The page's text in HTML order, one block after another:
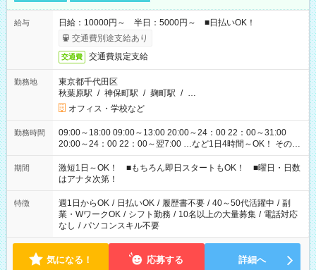
給与
日給：10000円～ 半日：5000円～ ■日払いOK！
交通費別途支給あり
交通費 交通費規定支給
勤務地
東京都千代田区
秋葉原駅 / 神保町駅 / 麹町駅 / …
オフィス・学校など
勤務時間
09:00～18:00 09:00～13:00 20:00～24：00 22：00～31:00
20:00～24：00 22：00～翌7:00 …など1日4時間～OK！ その他
シフトもございます！ お気軽にご相談ください！
期間
激短1日～OK！ ■もちろん即日スタートもOK！ ■曜日・日数
はアナタ次第！
特徴 週1日からOK / 日払いOK / 履歴書不要 / 40～50代活躍中 / 副
業・WワークOK / シフト勤務 / 10名以上の大量募集 / 電話対応
なし / パソコンスキル不要
気になる！ 応募する 詳細へ